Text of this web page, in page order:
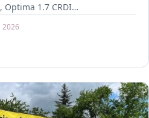
Optima 1.7 CRDI…
2026